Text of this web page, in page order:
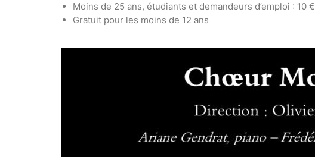
Moins de 25 ans, étudiants et demandeurs d’emploi : 10 €
Gratuit pour les moins de 12 ans